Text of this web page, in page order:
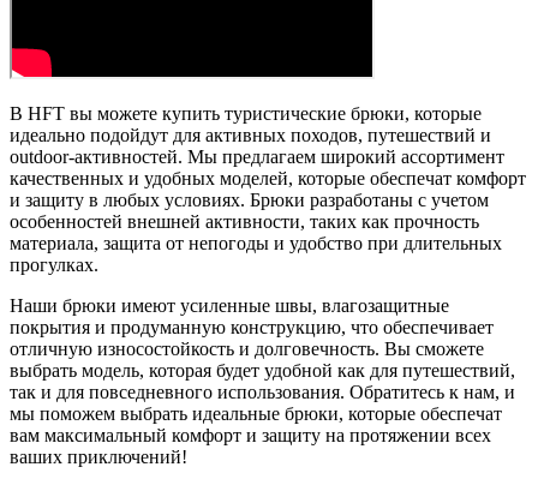
В HFT вы можете купить туристические брюки, которые
идеально подойдут для активных походов, путешествий и
outdoor-активностей. Мы предлагаем широкий ассортимент
качественных и удобных моделей, которые обеспечат комфорт
и защиту в любых условиях. Брюки разработаны с учетом
особенностей внешней активности, таких как прочность
материала, защита от непогоды и удобство при длительных
прогулках.
Наши брюки имеют усиленные швы, влагозащитные
покрытия и продуманную конструкцию, что обеспечивает
отличную износостойкость и долговечность. Вы сможете
выбрать модель, которая будет удобной как для путешествий,
так и для повседневного использования. Обратитесь к нам, и
мы поможем выбрать идеальные брюки, которые обеспечат
вам максимальный комфорт и защиту на протяжении всех
ваших приключений!